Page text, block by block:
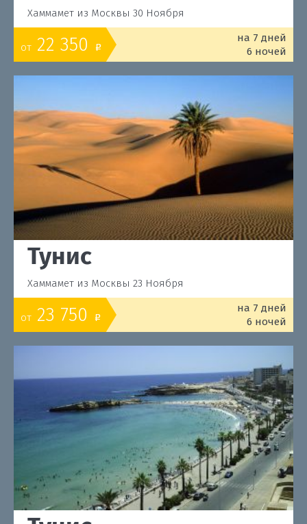
Хаммамет из Москвы 30 Ноября
от 22 350 o
на 7 дней
6 ночей
Тунис
Хаммамет из Москвы 23 Ноября
от 23 750 o
на 7 дней
6 ночей